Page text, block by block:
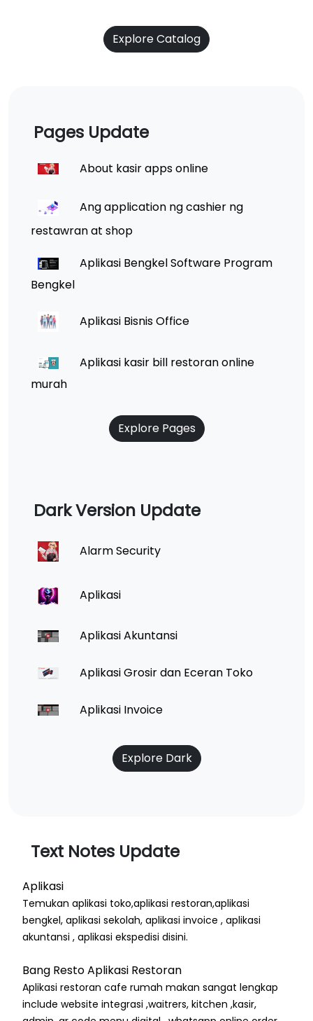
Explore Catalog
Pages Update
About kasir apps online
Ang application ng cashier ng
restawran at shop
Aplikasi Bengkel Software Program
Bengkel
Aplikasi Bisnis Office
Aplikasi kasir bill restoran online
murah
Explore Pages
Dark Version Update
Alarm Security
Aplikasi
Aplikasi Akuntansi
Aplikasi Grosir dan Eceran Toko
Aplikasi Invoice
Explore Dark
Text Notes Update
Aplikasi
Temukan aplikasi toko,aplikasi restoran,aplikasi
bengkel, aplikasi sekolah, aplikasi invoice , aplikasi
akuntansi , aplikasi ekspedisi disini.
Bang Resto Aplikasi Restoran
Aplikasi restoran cafe rumah makan sangat lengkap
include website integrasi ,waitrers, kitchen ,kasir,